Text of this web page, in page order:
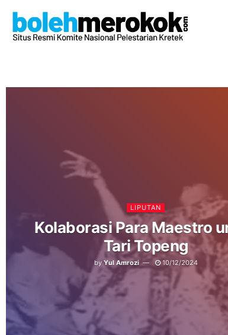
LIPUTAN
Kolaborasi Para Maestro
Tari Topeng
by Yul Amrozi 10/12/2024